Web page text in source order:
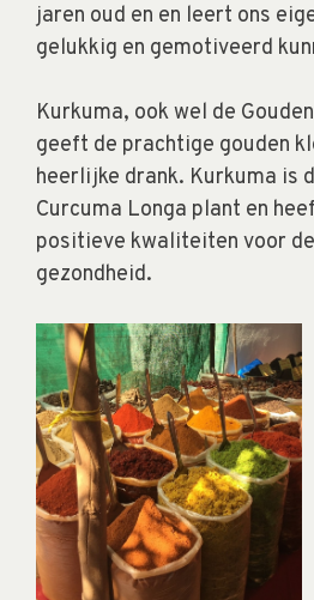
jaren oud en en leert ons
gelukkig en gemotiveerd
Kurkuma, ook wel de
geeft de prachtige gouden
heerlijke drank. Kurkuma is
Curcuma Longa plant en
positieve kwaliteiten voor
gezondheid.